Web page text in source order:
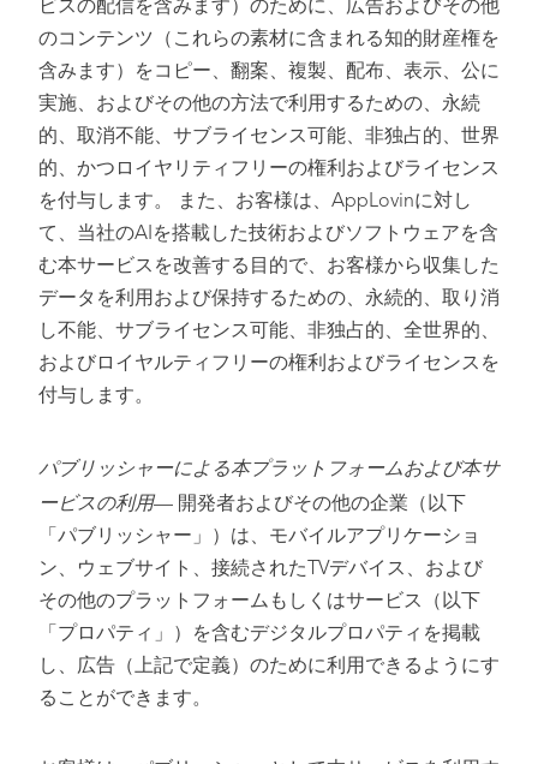
ビスの配信を含みます）のために、広告およびその他
のコンテンツ（これらの素材に含まれる知的財産権を
含みます）をコピー、翻案、複製、配布、表示、公に
実施、およびその他の方法で利用するための、永続
的、取消不能、サブライセンス可能、非独占的、世界
的、かつロイヤリティフリーの権利およびライセンス
を付与します。 また、お客様は、AppLovinに対し
て、当社のAIを搭載した技術およびソフトウェアを含
む本サービスを改善する目的で、お客様から収集した
データを利用および保持するための、永続的、取り消
し不能、サブライセンス可能、非独占的、全世界的、
およびロイヤルティフリーの権利およびライセンスを
付与します。
パブリッシャーによる本プラットフォームおよび本サ
ービスの利用— 開発者およびその他の企業（以下
「パブリッシャー」）は、モバイルアプリケーショ
ン、ウェブサイト、接続されたTVデバイス、および
その他のプラットフォームもしくはサービス（以下
「プロパティ」）を含むデジタルプロパティを掲載
し、広告（上記で定義）のために利用できるようにす
ることができます。